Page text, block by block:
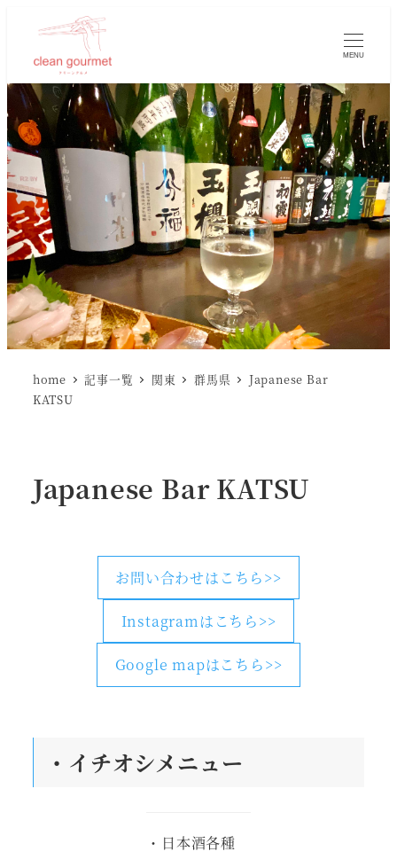
MENU
home 記事一覧 関東 群馬県
Japanese Bar
KATSU
Japanese Bar KATSU
お問い合わせはこちら>>
Instagramはこちら>>
Google mapはこちら>>
・ イチオシメニュー
・日本酒各種